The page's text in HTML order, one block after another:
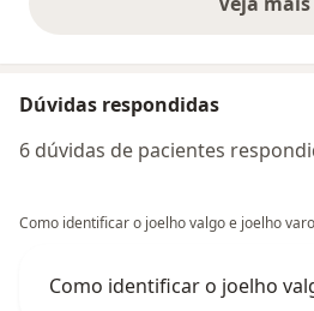
Dúvidas respondidas
6 dúvidas de pacientes
Como identificar o joelho valgo e joelho
Como identificar o joelho